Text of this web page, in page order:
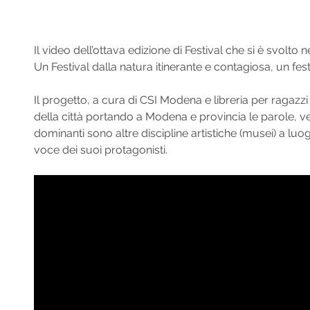
Il video dell’ottava edizione di Festival che si è
Un Festival dalla natura itinerante e contagiosa, un
Il progetto, a cura di CSI Modena e libreria per
della città portando a Modena e provincia le parole,
dominanti sono altre discipline artistiche (musei) a
voce dei suoi protagonisti.